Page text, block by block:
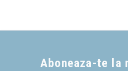
Aboneaza-te la